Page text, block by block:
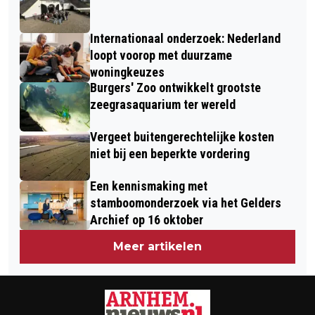
AAN
Internationaal onderzoek: Nederland
loopt voorop met duurzame
woningkeuzes
Burgers' Zoo ontwikkelt grootste
zeegrasaquarium ter wereld
Vergeet buitengerechtelijke kosten
niet bij een beperkte vordering
Een kennismaking met
stamboomonderzoek via het Gelders
Archief op 16 oktober
Meer artikelen